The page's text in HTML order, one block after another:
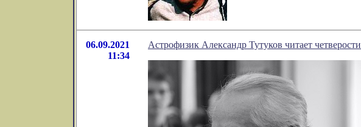
06.09.2021
11:34
Астрофизик Александр Тутуков читает